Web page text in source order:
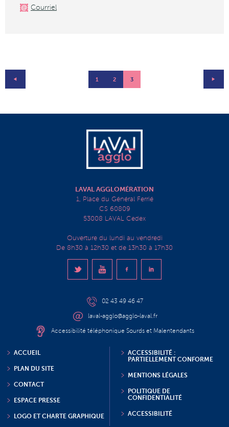
Courriel
1 2 3
LAVAL AGGLOMÉRATION
1, Place du Général Ferrié
CS 60809
53008 LAVAL Cedex
Ouverture du lundi au vendredi
De 8h30 à 12h30 et de 13h30 à 17h30
02 43 49 46 47
laval-agglo@agglo-laval.fr
Accessibilité téléphonique Sourds et Malentendants
ACCUEIL
PLAN DU SITE
CONTACT
ESPACE PRESSE
LOGO ET CHARTE GRAPHIQUE
ACCESSIBILITÉ :
PARTIELLEMENT CONFORME
MENTIONS LÉGALES
POLITIQUE DE
CONFIDENTIALITÉ
ACCESSIBILITÉ